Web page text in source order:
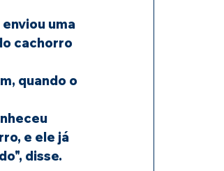
cachorro
quando o
e ele já
disse.